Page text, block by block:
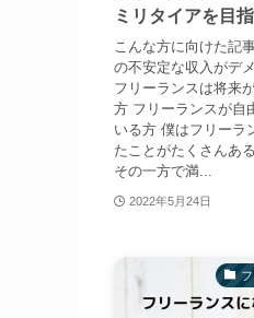
ミリタイアを目
こんな方に向けた記
の不安定な収入がデ
フリーランスは将来
方 フリーランスが自
いる方 僕はフリーラ
たことがたくさんあ
その一方で満...
2022年5月24日